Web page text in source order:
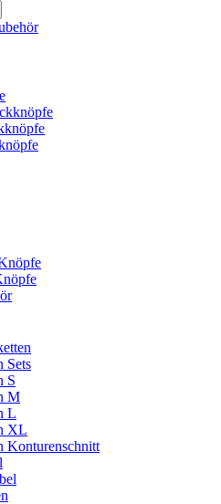
Sets
S
M
L
XL
Konturenschnitt